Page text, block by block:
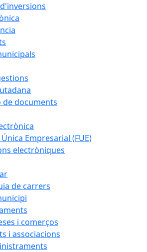
de documents
Empresarial (FUE)
electròniques
de carrers
i comerços
i associacions